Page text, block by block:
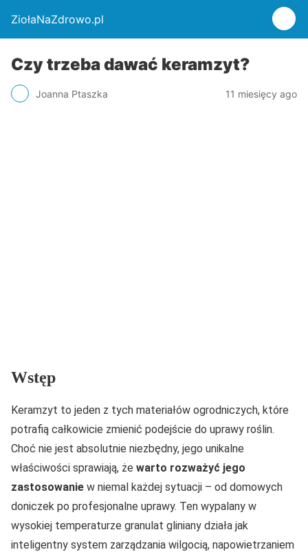
ZiołaNaZdrowo.pl
Czy trzeba dawać keramzyt?
Joanna Ptaszka 11 miesięcy ago
Wstęp
Keramzyt to jeden z tych materiałów ogrodniczych, które
potrafią całkowicie zmienić podejście do uprawy roślin.
Choć nie jest absolutnie niezbędny, jego unikalne
właściwości sprawiają, że warto rozważyć jego
zastosowanie w niemal każdej sytuacji – od domowych
doniczek po profesjonalne uprawy. Ten wypalany w
wysokiej temperaturze granulat gliniany działa jak
inteligentny system zarządzania wilgocią, napowietrzaniem